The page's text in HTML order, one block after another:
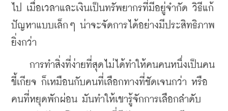
ไป เมื่อเวลาและเงินเป็นทรัพยากรที่มีอยู่จำกัด วิธีแก้
ปัญหาแบบเล็กๆ น่าจะจัดการได้อย่างมีประสิทธิภาพ
ยิ่งกว่า
การทำสิ่งที่ง่ายที่สุดไม่ได้ทำให้คนคนหนึ่งเป็นคน
ขี้เกียจ ก็เหมือนกับคนที่เลือกทางที่ชัดเจนกว่า หรือ
คนที่หยุดพักผ่อน มันทำให้เขารู้จักการเลือกลำดับ